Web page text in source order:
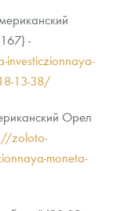
-
13-38/
Орел
zoloto-
moneta-